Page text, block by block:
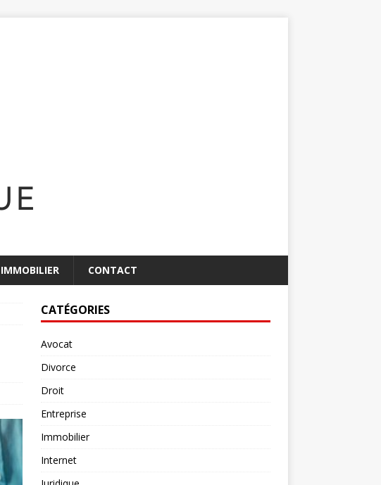
IMMOBILIER CONTACT
CATÉGORIES
Avocat
Divorce
Droit
Entreprise
Immobilier
Internet